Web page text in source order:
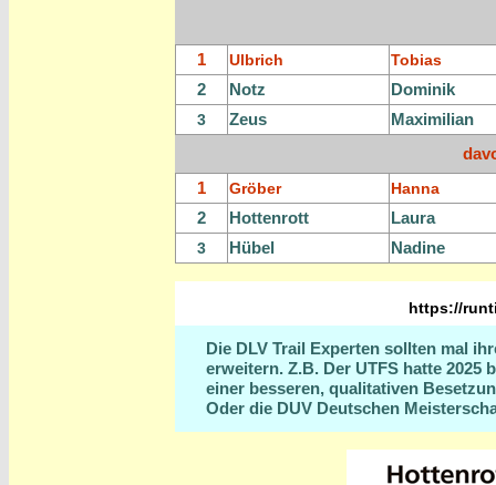
1 Ulbrich Tobias
2 Notz Dominik
3 Zeus
Maximilian
1
Gröber Hanna
2 Hottenrott Laura
3 Hübel Nadine
https://
Die DLV Trail Experten sollten mal
erweitern. Z.B. Der UTFS hatte 2025
einer besseren, qualitativen
Oder die DUV Deutschen